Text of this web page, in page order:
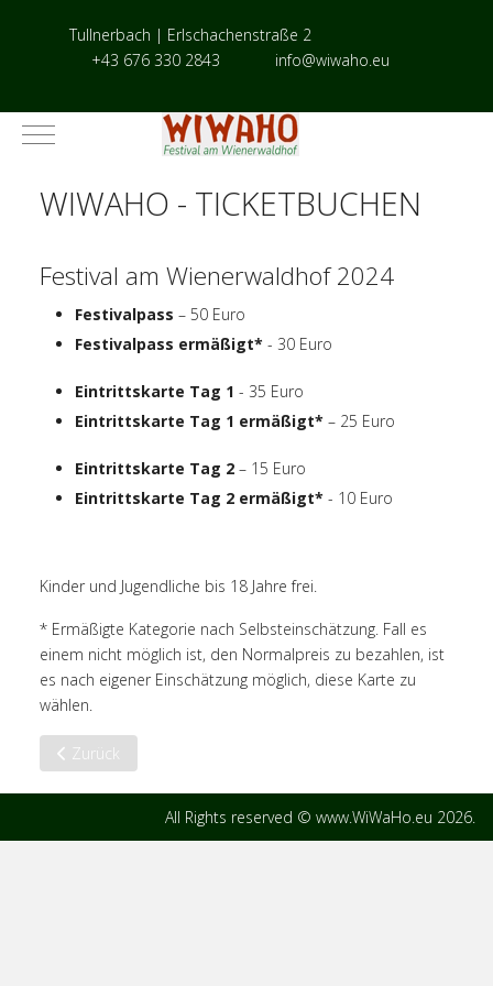
Tullnerbach | Erlschachenstraße 2
+43 676 330 2843
info@wiwaho.eu
Mobile Menu Toggle
WIWAHO - TICKETBUCHEN
Festival am Wienerwaldhof 2024
Festivalpass – 50 Euro
Festivalpass ermäßigt* - 30 Euro
Eintrittskarte Tag 1 - 35 Euro
Eintrittskarte Tag 1 ermäßigt* – 25 Euro
Eintrittskarte Tag 2 – 15 Euro
Eintrittskarte Tag 2 ermäßigt* - 10 Euro
Kinder und Jugendliche bis 18 Jahre frei.
* Ermäßigte Kategorie nach Selbsteinschätzung. Fall es
einem nicht möglich ist, den Normalpreis zu bezahlen, ist
es nach eigener Einschätzung möglich, diese Karte zu
wählen.
Vorheriger Beitrag: Engagiere Dich
Zurück
All Rights reserved © www.WiWaHo.eu 2026.